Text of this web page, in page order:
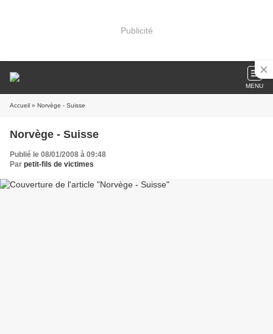
Publicité
MENU
Accueil » Norvège - Suisse
Norvège - Suisse
Publié le 08/01/2008 à 09:48
Par petit-fils de victimes